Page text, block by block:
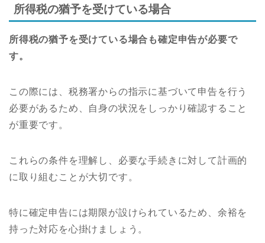
所得税の猶予を受けている場合
所得税の猶予を受けている場合も確定申告が必要で
す。
この際には、税務署からの指示に基づいて申告を行う
必要があるため、自身の状況をしっかり確認すること
が重要です。
これらの条件を理解し、必要な手続きに対して計画的
に取り組むことが大切です。
特に確定申告には期限が設けられているため、余裕を
持った対応を心掛けましょう。